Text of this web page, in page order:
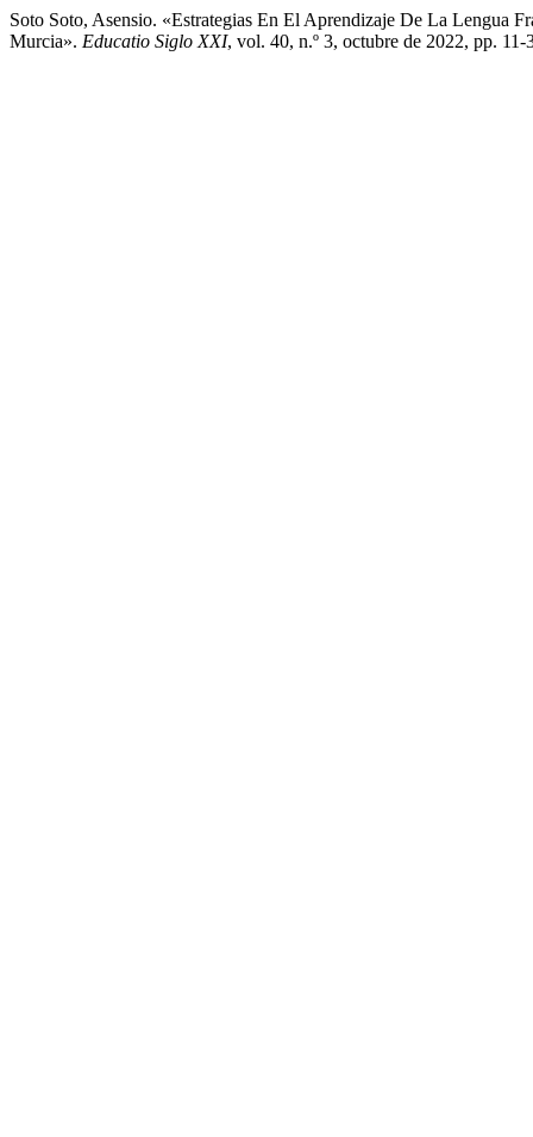
Soto Soto, Asensio. «Estrategias En El Aprendizaje De La Lengua
Murcia». Educatio Siglo XXI, vol. 40, n.º 3, octubre de 2022, pp.